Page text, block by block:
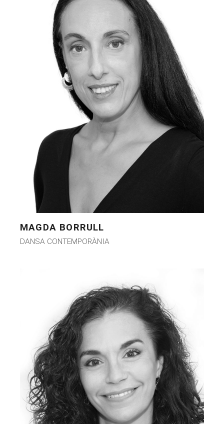
MAGDA BORRULL
DANSA CONTEMPORÀNIA